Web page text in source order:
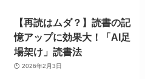
【再読はムダ？】読書の記
憶アップに効果大！「AI足
場架け」読書法
2026年2月3日